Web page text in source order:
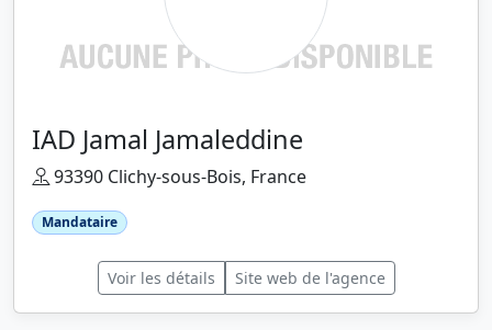
IAD Jamal Jamaleddine
93390 Clichy-sous-Bois, France
Mandataire
Voir les détails Site web de l'agence